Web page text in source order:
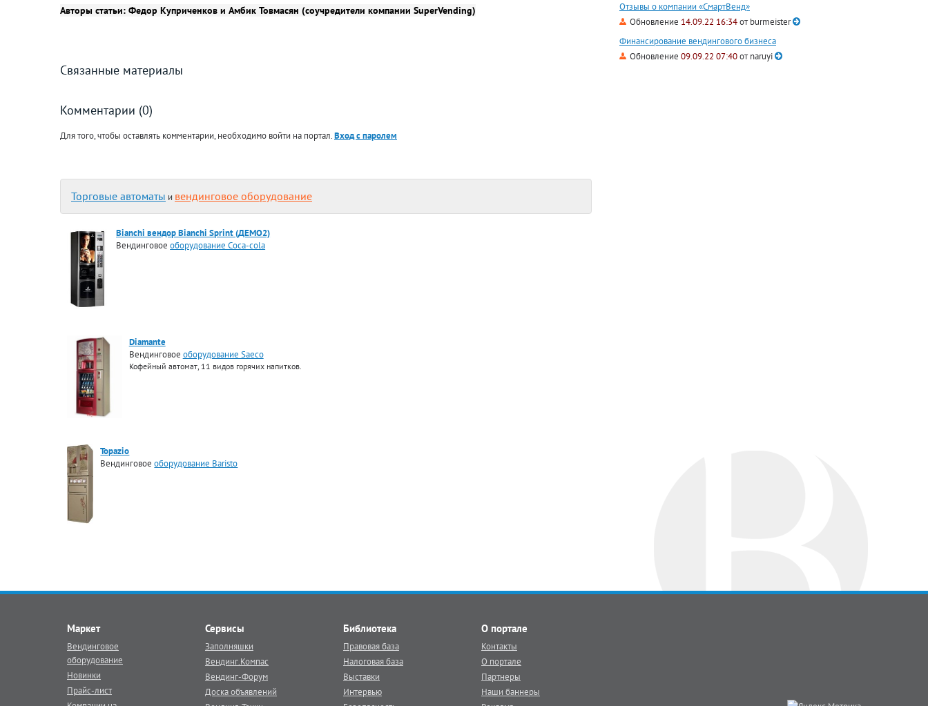
Авторы статьи: Федор Куприченков и Амбик Товмасян (соучредители компании SuperVending)
Связанные материалы
Комментарии (0)
Для того, чтобы оставлять комментарии, необходимо войти на портал.Вход с паролем
Торговые автоматы и вендинговое оборудование
Bianchi вендор Bianchi Sprint (ДЕМО2)
Вендинговоеоборудование Coca-cola
Diamante
Вендинговое оборудование Saeco
Кофейный автомат, 11 видов горячих напитков.
Topazio
Вендинговоеоборудование Baristo
Отзывы о компании «СмартВенд»
Обновление 14.09.22 16:34отburmeister
Финансирование вендингового бизнеса
Обновление 09.09.22 07:40отnaruyi
Маркет
Вендинговое
оборудование
Новинки
Прайс-лист
Сервисы
Заполняшки
Вендинг.Компас
Вендинг-Форум
Доска объявлений
Библиотека
Правовая база
Налоговая база
Выставки
Интервью
О портале
Контакты
О портале
Партнеры
Наши баннеры